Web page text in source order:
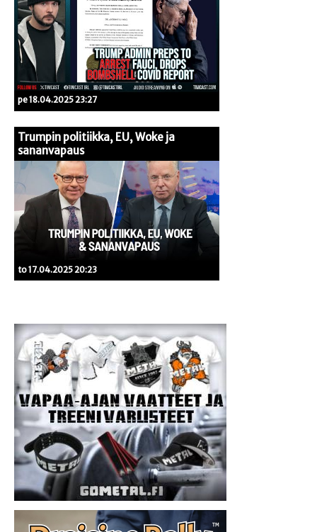
pe 18.04.2025 23:27
Trumpin politiikka, EU, Woke ja
sananvapaus
to 17.04.2025 20:23